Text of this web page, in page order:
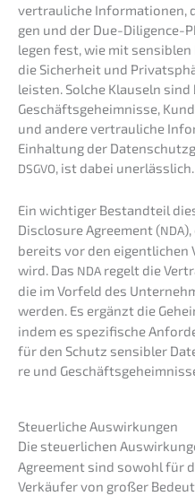
vertrau­li­che Infor­ma­tio­nen,
gen und der Due-Diligence-
legen fest, wie mit
die Sicher­heit und
leis­ten. Solche Klauseln
Geschäfts­ge­heim­nis­se,
und andere vertrau­li­che
Einhal­tung der
DSGVO, ist dabei unerlässlich.
Ein wichti­ger Bestand­teil
Disclo­sure Agree­ment (NDA),
bereits vor den eigent­li­chen
wird. Das NDA regelt die
die im Vorfeld des
werden. Es ergänzt die
indem es spezi­fi­sche
für den Schutz sensi­bler
re und
Steuer­li­che Auswirkungen
Die steuer­li­chen
Agree­ment sind sowohl für
Verkäu­fer von großer